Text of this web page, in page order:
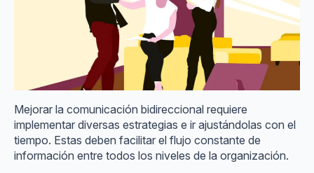
Mejorar la comunicación bidireccional requiere
implementar diversas estrategias e ir ajustándolas con el
tiempo. Estas deben facilitar el flujo constante de
información entre todos los niveles de la organización.